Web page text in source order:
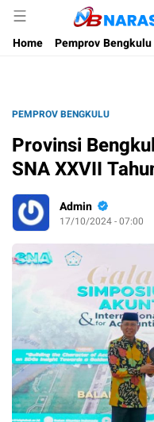
Home
Pemprov Bengkulu
PEMPROV BENGKULU
Provinsi
SNA XXVII
Admin
17/10/2024 - 07:00